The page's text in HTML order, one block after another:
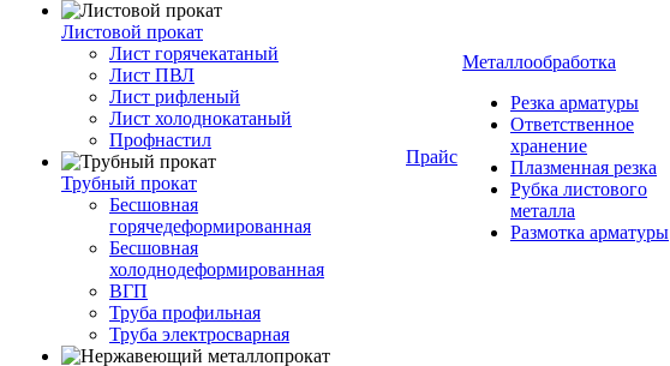
Листовой прокат
Лист горячекатаный
Лист ПВЛ
Лист рифленый
Лист холоднокатаный
Профнастил
Трубный прокат
Бесшовная
горячедеформированная
Бесшовная
холоднодеформированная
ВГП
Труба профильная
Труба электросварная
Прайс
Металлообработка
Резка арматуры
Ответственное
хранение
Плазменная резка
Рубка листового
металла
Размотка арматуры